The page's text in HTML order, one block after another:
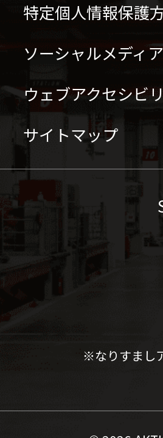
特定個人情報保護
ソーシャルメディ
ウェブアクセシビ
サイトマップ
※なりすまし